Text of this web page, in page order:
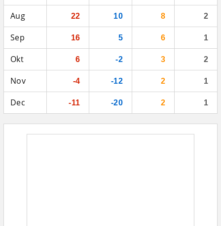
Aug 22 10 8 2
Sep 16 5 6 1
Okt 6 -2 3 2
Nov -4 -12 2 1
Dec -11 -20 2 1